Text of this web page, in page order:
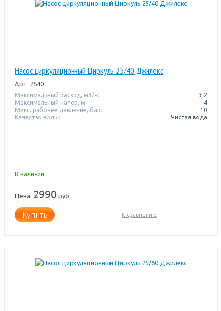
Насос циркуляционный Циркуль 25/40 Джилекс
Арт. 2540
Максимальный расход, м3/ч:
3.2
Максимальный напор, м:
4
Макс. рабочее давление, бар:
10
Качество воды:
Чистая вода
В наличии
Цена: 2990 руб.
Купить К сравнению